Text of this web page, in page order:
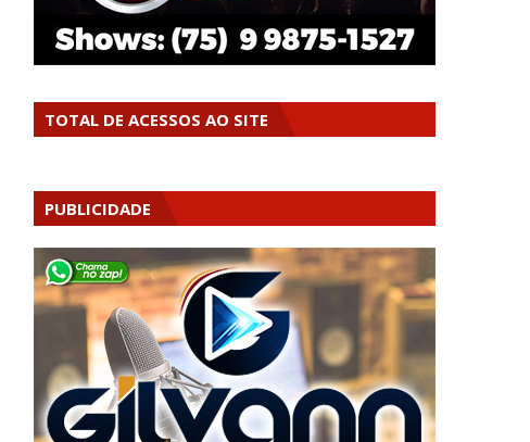
TOTAL DE ACESSOS AO SITE
PUBLICIDADE